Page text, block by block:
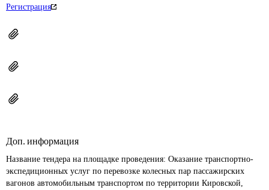
Регистрация
Доп. информация
Название тендера на площадке проведения: Оказание транспортно-
экспедиционных услуг по перевозке колесных пар пассажирских
вагонов автомобильным транспортом по территории Кировской,